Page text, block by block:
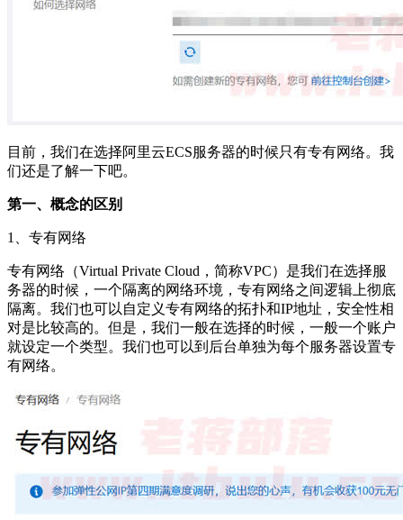
目前，我们在选择阿里云ECS服务器的时候只有专有网络。我
们还是了解一下吧。
第一、概念的区别
1、专有网络
专有网络（Virtual Private Cloud，简称VPC）是我们在选择服
务器的时候，一个隔离的网络环境，专有网络之间逻辑上彻底
隔离。我们也可以自定义专有网络的拓扑和IP地址，安全性相
对是比较高的。但是，我们一般在选择的时候，一般一个账户
就设定一个类型。我们也可以到后台单独为每个服务器设置专
有网络。